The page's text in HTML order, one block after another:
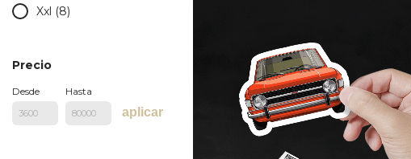
Xxl (8)
Precio
Desde Hasta
aplicar